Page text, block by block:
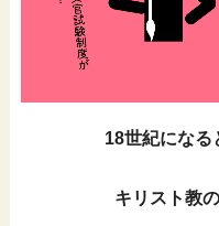
18世紀になる
キリスト教